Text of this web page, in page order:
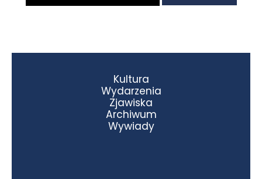
Kultura
Wydarzenia
Zjawiska
Archiwum
Wywiady